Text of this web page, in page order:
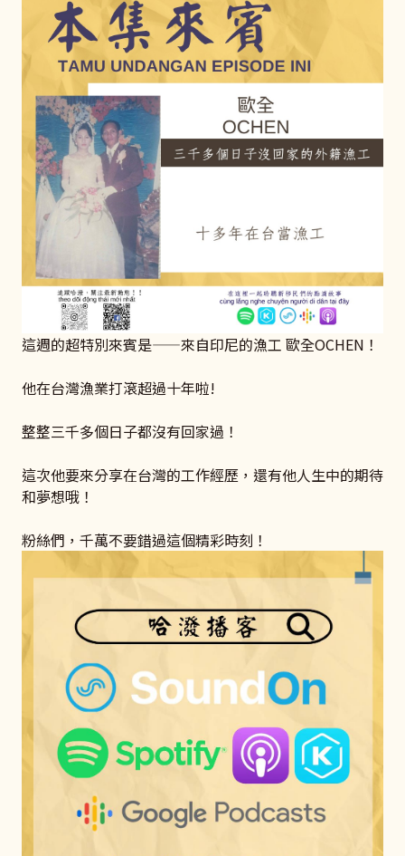
這週的超特別來賓是——來自印尼的漁工 歐全OCHEN！
他在台灣漁業打滾超過十年啦!
整整三千多個日子都沒有回家過！
這次他要來分享在台灣的工作經歷，還有他人生中的期待
和夢想哦！
粉絲們，千萬不要錯過這個精彩時刻！